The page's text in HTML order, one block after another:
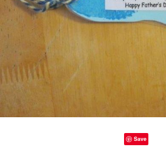
Save